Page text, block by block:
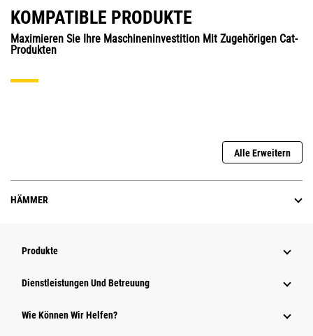
KOMPATIBLE PRODUKTE
Maximieren Sie Ihre Maschineninvestition Mit Zugehörigen Cat-
Produkten
Alle Erweitern
HÄMMER
Produkte
Dienstleistungen Und Betreuung
Wie Können Wir Helfen?